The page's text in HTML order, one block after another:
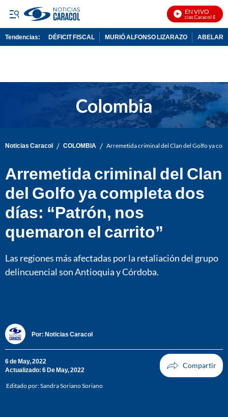
EN VIVO
Noticias Caracol En Vivo
Tendencias: DÉFICIT FISCAL MURIÓ ALFONSO LIZARAZO
Noticias Caracol / COLOMBIA / Arremetida criminal del Clan del Golfo ya
Arremetida criminal del Clan
del Golfo ya completa dos
días: “Patrón, nos
quemaron el carrito”
Las regiones más afectadas por la retaliación del grupo
delincuencial son Antioquia y Córdoba.
Por: Noticias Caracol
6 de May, 2022
Actualizado: 6 De May, 2022
Editado por:Sandra Soriano Soriano